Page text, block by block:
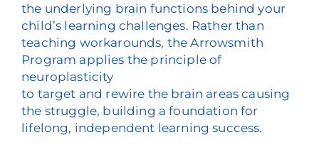
the underlying brain functions behind your
child’s learning challenges. Rather than
teaching workarounds, the Arrowsmith
Program applies the principle of
neuroplasticity
to target and rewire the brain areas causing
the struggle, building a foundation for
lifelong, independent learning success.